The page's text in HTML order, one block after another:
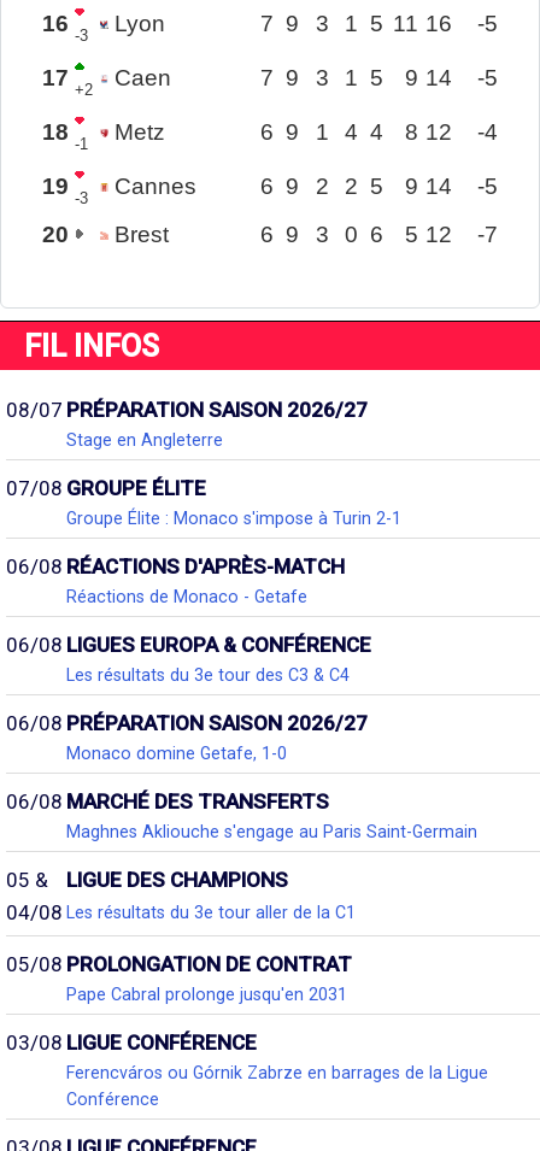
16 -3 Lyon 7 9 3 1 5 11 16 -5
17 +2 Caen 7 9 3 1 5 9 14 -5
18 -1 Metz 6 9 1 4 4 8 12 -4
19 -3 Cannes 6 9 2 2 5 9 14
-5
20
Brest 6 9 3 0 6 5 12 -7
FIL INFOS
08/07 PRÉPARATION SAISON 2026/27
Stage en Angleterre
07/08 GROUPE ÉLITE
Groupe Élite : Monaco s'impose à Turin 2-1
06/08 RÉACTIONS D'APRÈS-MATCH
Réactions de Monaco - Getafe
06/08 LIGUES EUROPA & CONFÉRENCE
Les résultats du 3e tour des C3 & C4
06/08 PRÉPARATION SAISON 2026/27
Monaco domine Getafe, 1-0
06/08 MARCHÉ DES TRANSFERTS
Maghnes Akliouche s'engage au Paris Saint-Germain
05 &
04/08
LIGUE DES CHAMPIONS
Les résultats du 3e tour aller de la C1
05/08 PROLONGATION DE CONTRAT
Pape Cabral prolonge jusqu'en 2031
03/08 LIGUE CONFÉRENCE
Ferencváros ou Górnik Zabrze en barrages de la Ligue
Conférence